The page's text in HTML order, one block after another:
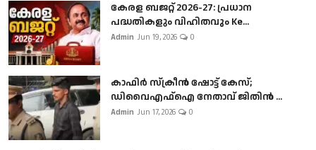
കേരള ബജറ്റ് 2026-27: പ്രധാന
പദ്ധതികളും വിഹിതവും Ke...
Admin Jun 19, 2026 0
കാഫിർ സ്‌ക്രീൻ ഷോട്ട് കേസ്;
ഡിവൈഎഫ്ഐ നേതാവ് ജിതിൻ ...
Admin Jun 17, 2026 0